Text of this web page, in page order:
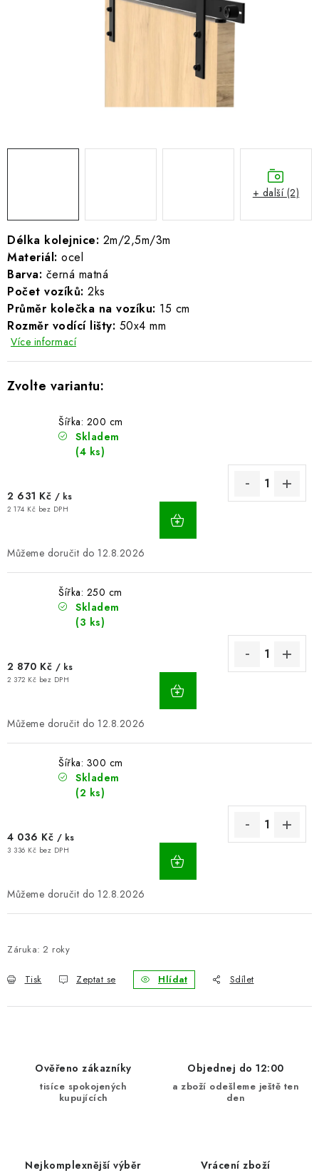
PARKOVACÍ BLOKÁDY
HODNOCENÍ OBCHODU
B2B - VELKOOBCHOD
NAPIŠTE NÁM
KONTAKTY
BLOG
Obchodní a dodací podmínky
Bezpečnostní certifikáty
Délka kolejnice: 2m/2,5m/3m
Materiál: ocel
Barva: černá matná
Počet vozíků: 2ks
Průměr kolečka na vozíku: 15 cm
Rozměr vodící lišty: 50x4 mm
Více informací
Šířka: 200 cm
Skladem
(4 ks)
2 631 Kč / ks
2 174 Kč bez DPH
12.8.2026
Šířka: 250 cm
Skladem
(3 ks)
2 870 Kč / ks
2 372 Kč bez DPH
12.8.2026
Šířka: 300 cm
Skladem
(2 ks)
4 036 Kč / ks
3 336 Kč bez DPH
12.8.2026
Záruka: 2 roky
Tisk Zeptat se Hlídat Sdílet
+ další (2)
Ověřeno zákazníky
tisíce spokojených
kupujících
Objednej do 12:00
a zboží odešleme ještě ten
den
Nejkomplexnější výběr Vrácení zboží